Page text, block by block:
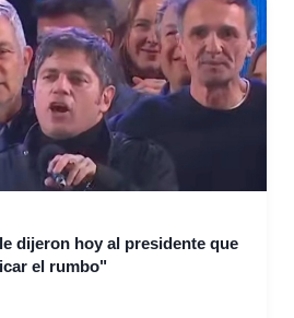
dijeron hoy al presidente que
el rumbo"